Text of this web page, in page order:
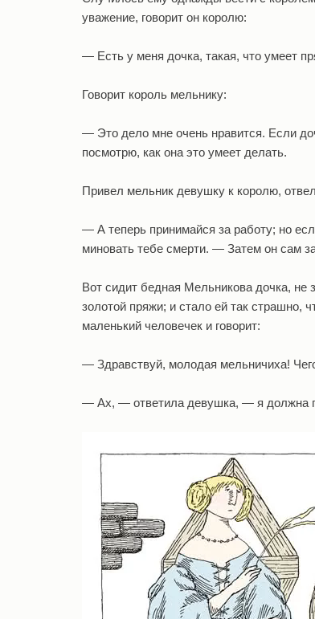
уважение, говорит он королю:
— Есть у меня дочка, такая, что умеет
Говорит король мельнику:
— Это дело мне очень нравится. Если
посмотрю, как она это умеет делать.
Привел мельник девушку к королю,
— А теперь принимайся за работу; но
миновать тебе смерти. — Затем он сам
Вот сидит бедная Мельникова дочка, не
золотой пряжи; и стало ей так страшно,
маленький человечек и говорит:
— Здравствуй, молодая мельничиха!
— Ax, — ответила девушка, — я должна